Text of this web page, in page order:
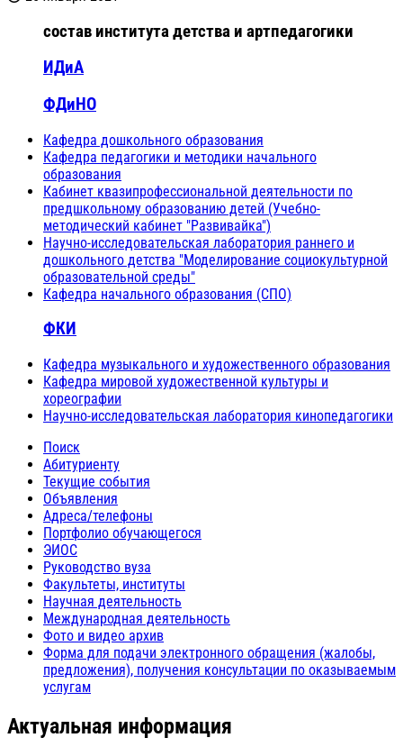
состав института детства и артпедагогики
ИДиА
ФДиНО
Кафедра дошкольного образования
Кафедра педагогики и методики начального
образования
Кабинет квазипрофессиональной деятельности по
предшкольному образованию детей (Учебно-
методический кабинет "Развивайка")
Научно-исследовательская лаборатория раннего и
дошкольного детства "Моделирование социокультурной
образовательной среды"
Кафедра начального образования (СПО)
ФКИ
Кафедра музыкального и художественного образования
Кафедра мировой художественной культуры и
хореографии
Научно-исследовательская лаборатория кинопедагогики
Поиск
Абитуриенту
Текущие события
Объявления
Адреса/телефоны
Портфолио обучающегося
ЭИОС
Руководство вуза
Факультеты, институты
Научная деятельность
Международная деятельность
Фото и видео архив
Форма для подачи электронного обращения (жалобы,
предложения), получения консультации по оказываемым
услугам
Актуальная информация